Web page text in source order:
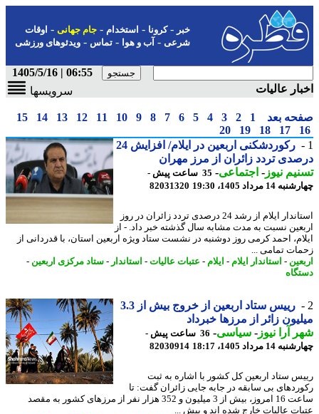
-کرونا-استخدام- جام جهانی-اوقات
شرعی-آب و هوا-تماس-ویدئوهای ورزشی
06:55 | 1405/5/16
عالیات
سرویسها
بعد 1
2
3
4
5
6
7
8
9
10
11
12
13
14
15
17
18
19
20
رکوردشکنی اربعین در ایلام/ افزایش 24
تردد زائران از مرز مهران
نیوز-اجتماعی-
35 ساعت پیش -
مرداد 1405، 19:30
82031320
استاندار ایلام از رشد 24 درصدی تردد زائران در روز
نسبت به مدت مشابه سال گذشته خبر داد. - از
احمد کرمی روز دوشنبه در نشست ستاد ویژه اربعین استان، با قدردانی از
تمامی ...
-استاندار ایلام -ایلام -عتبات عالیات-استاندار-ستاد مرکزی اربعین -
رییس ستاد اربعین از خروج بیش از 3.3
زائر از مرزها خبرداد
آرا نیوز-سیاسی-
36 ساعت پیش -
مرداد 1405، 18:17
82030914
ستاد اربعین کل کشور با اشاره به ثبت
بی سابقه در جابه جایی زائران گفت: تا
ساعت 16 امروز، بیش از 3 میلیون و 352 هزار نفر از مرزهای کشور به مقصد
عالیات خارج شده اند و بیش ...